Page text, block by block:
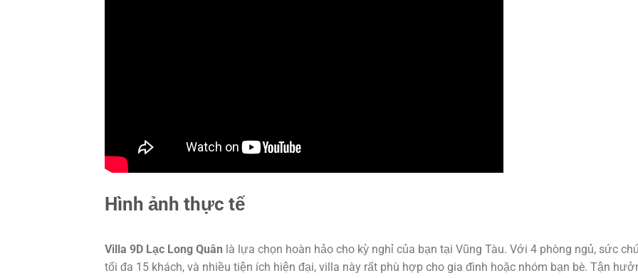
Hình ảnh thực tế
Villa 9D Lạc Long Quân là lựa chọn hoàn hảo cho kỳ nghỉ của bạn tại Vũng Tàu. Với 4 phòng ngủ, sức
tối đa 15 khách, và nhiều tiện ích hiện đại, villa này rất phù hợp cho gia đình hoặc nhóm bạn bè. Tận